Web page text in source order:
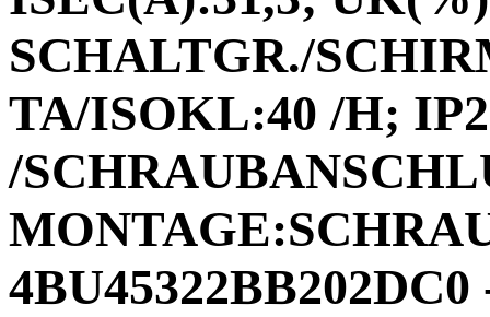
SCHALTGR./
TA/ISOKL:40 /H;
/